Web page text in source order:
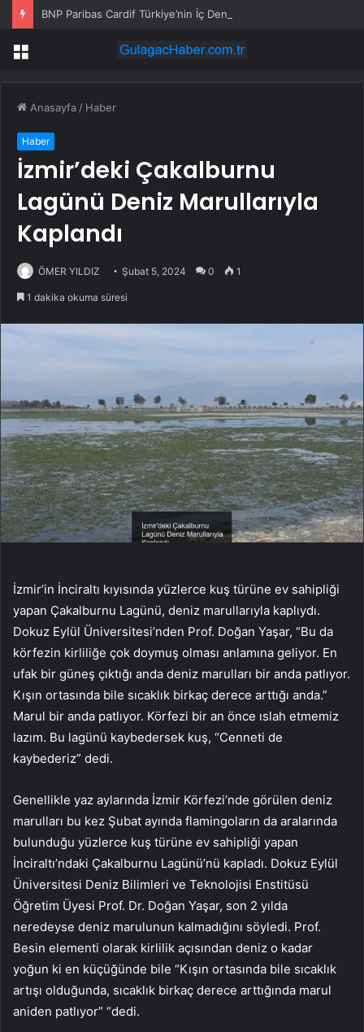
Menü
Anasayfa / Haber
Haber
İzmir’deki Çakalburnu
Lagünü Deniz Marullarıyla
Kaplandı
ÖMER YILDIZ Şubat 5, 2024 0 1
1 dakika okuma süresi
İzmir’in İnciraltı kıyısında yüzlerce kuş türüne ev sahipliği
yapan Çakalburnu Lagünü, deniz marullarıyla kaplıydı.
Dokuz Eylül Üniversitesi’nden Prof. Doğan Yaşar, “Bu da
körfezin kirliliğe çok doymuş olması anlamına geliyor. En
ufak bir güneş çıktığı anda deniz marulları bir anda patlıyor.
Kışın ortasında bile sıcaklık birkaç derece arttığı anda.”
Marul bir anda patlıyor. Körfezi bir an önce ıslah etmemiz
lazım. Bu lagünü kaybedersek kuş, “Cenneti de
kaybederiz” dedi.
Genellikle yaz aylarında İzmir Körfezi’nde görülen deniz
marulları bu kez Şubat ayında flamingoların da aralarında
bulunduğu yüzlerce kuş türüne ev sahipliği yapan
İnciraltı’ndaki Çakalburnu Lagünü’nü kapladı. Dokuz Eylül
Üniversitesi Deniz Bilimleri ve Teknolojisi Enstitüsü
Öğretim Üyesi Prof. Dr. Doğan Yaşar, son 2 yılda
neredeyse deniz marulunun kalmadığını söyledi. Prof.
Besin elementi olarak kirlilik açısından deniz o kadar
yoğun ki en küçüğünde bile “Kışın ortasında bile sıcaklık
artışı olduğunda, sıcaklık birkaç derece arttığında marul
aniden patlıyor” “dedi.